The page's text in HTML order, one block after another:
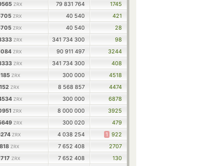
ZRX 79 831 764
1745
ZRX 40 540
421
ZRX 40 540
28
ZRX 341 734 300
98
ZRX 90 911 497
3244
ZRX 341 734 300
408
ZRX 300 000
4518
ZRX 8 568 857
4474
ZRX 300 000
6878
ZRX 8 000 000
3925
ZRX 300 020
479
ZRX 4 038 254 1 922
ZRX 7 652 408
2707
ZRX 7 652 408
130